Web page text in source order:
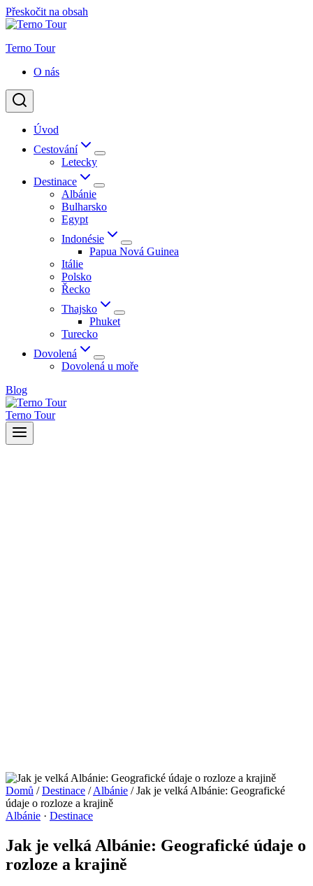
Přeskočit na obsah
Terno Tour
O nás
Úvod
Cestování
Letecky
Destinace
Albánie
Bulharsko
Egypt
Indonésie
Papua Nová Guinea
Itálie
Polsko
Řecko
Thajsko
Phuket
Turecko
Dovolená
Dovolená u moře
Blog
Terno Tour
Domů / Destinace / Albánie / Jak je velká Albánie: Geografické
údaje o rozloze a krajině
Albánie · Destinace
Jak je velká Albánie: Geografické údaje o
rozloze a krajině